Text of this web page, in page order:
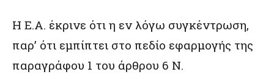
Η Ε.Α. έκρινε ότι η εν λόγω συγκέντρωση,
παρ’ ότι εμπίπτει στο πεδίο εφαρμογής της
παραγράφου 1 του άρθρου 6 Ν.